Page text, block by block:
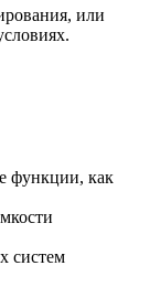
или
функции, как
систем